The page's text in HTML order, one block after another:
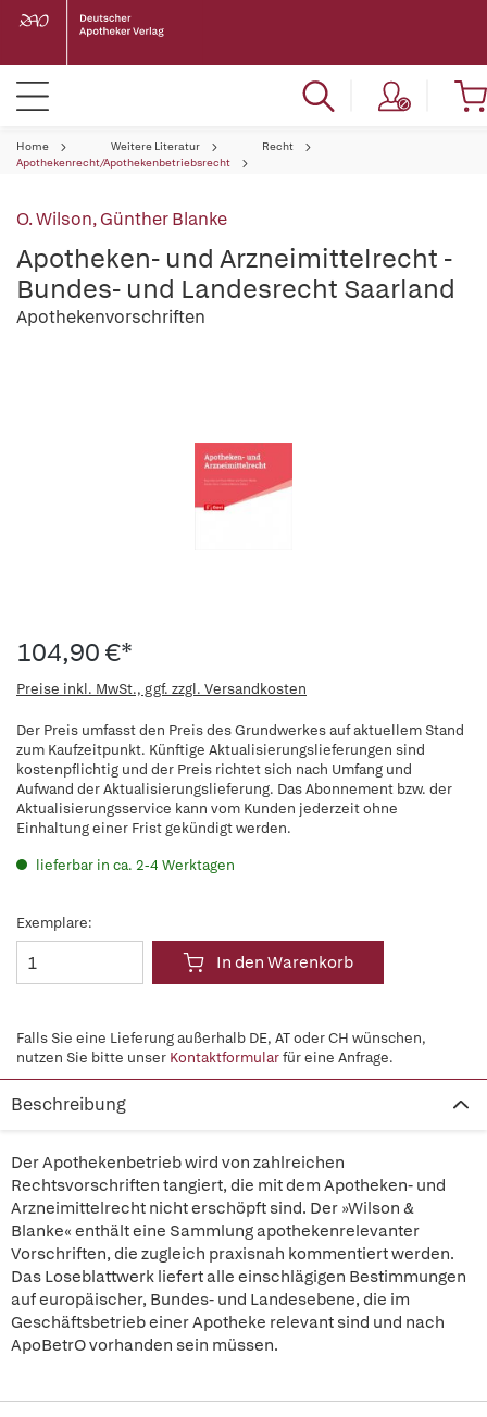
Home Weitere Literatur
Recht
Apothekenrecht/Apothekenbetriebsrecht
O. Wilson,Günther Blanke
Apotheken- und Arzneimittelrecht -
Bundes- und Landesrecht Saarland
Apothekenvorschriften
104,90 €*
Preise inkl. MwSt., ggf. zzgl. Versandkosten
Der Preis umfasst den Preis des Grundwerkes auf aktuellem Stand
zum Kaufzeitpunkt. Künftige Aktualisierungslieferungen sind
kostenpflichtig und der Preis richtet sich nach Umfang und
Aufwand der Aktualisierungslieferung. Das Abonnement bzw. der
Aktualisierungsservice kann vom Kunden jederzeit ohne
Einhaltung einer Frist gekündigt werden.
lieferbar in ca. 2-4 Werktagen
Exemplare:
In den Warenkorb
Falls Sie eine Lieferung außerhalb DE, AT oder CH wünschen,
nutzen Sie bitte unser Kontaktformularfür eine Anfrage.
Beschreibung
Der Apothekenbetrieb wird von zahlreichen
Rechtsvorschriften tangiert, die mit dem Apotheken- und
Arzneimittelrecht nicht erschöpft sind. Der »Wilson &
Blanke« enthält eine Sammlung apothekenrelevanter
Vorschriften, die zugleich praxisnah kommentiert werden.
Das Loseblattwerk liefert alle einschlägigen Bestimmungen
auf europäischer, Bundes- und Landesebene, die im
Geschäftsbetrieb einer Apotheke relevant sind und nach
ApoBetrO vorhanden sein müssen.